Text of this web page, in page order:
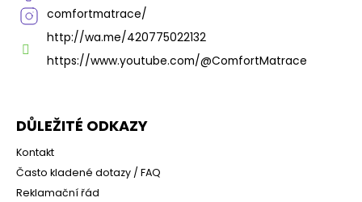
comfortmatrace/
http://wa.me/420775022132
https://www.youtube.com/@ComfortMatrace
DŮLEŽITÉ ODKAZY
Kontakt
Často kladené dotazy / FAQ
Reklamační řád